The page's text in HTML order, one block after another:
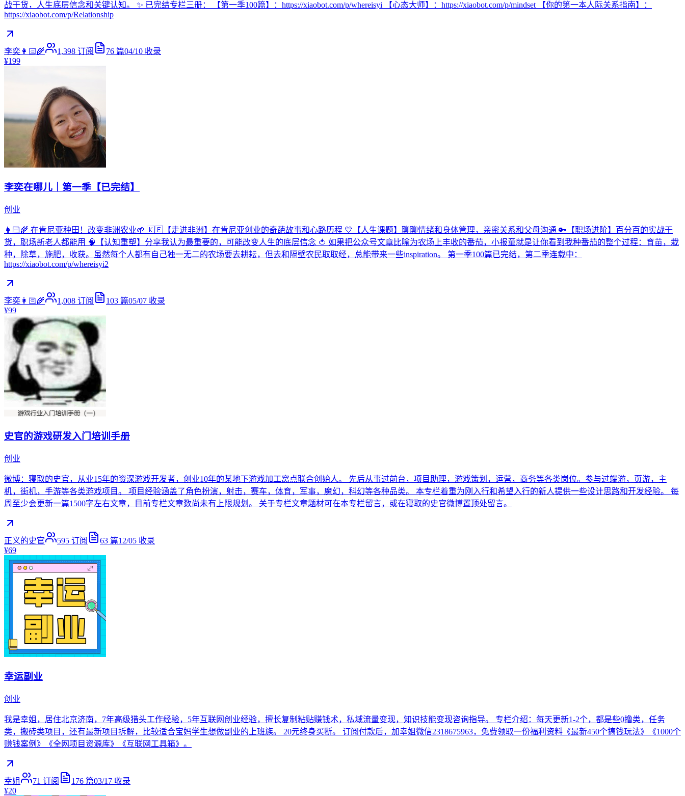
战干货，人生底层信念和关键认知。 ✨ 已完结专栏三册： 【第一季100篇】：https://xiaobot.com/p/whereisyi 【心态大师】：https://xiaobot.com/p/mindset 【你的第一本人际关系指南】：
https://xiaobot.com/p/Relationship
李奕👩🏻‍🌾 1,398 订阅 76 篇04/10 收录
¥199
李奕在哪儿｜第一季【已完结】
创业
👩🏻‍🌾 在肯尼亚种田！改变非洲农业🌱 🇰🇪【走进非洲】在肯尼亚创业的奇葩故事和心路历程 💛【人生课题】聊聊情绪和身体管理，亲密关系和父母沟通 🔑【职场进阶】百分百的实战干
货，职场新老人都能用 🧠【认知重塑】分享我认为最重要的，可能改变人生的底层信念 🍅 如果把公众号文章比喻为农场上丰收的番茄，小报童就是让你看到我种番茄的整个过程：育苗，栽
种，除草，施肥，收获。虽然每个人都有自己独一无二的农场要去耕耘，但去和隔壁农民取取经，总能带来一些inspiration。 第一季100篇已完结，第二季连载中：
https://xiaobot.com/p/whereisyi2
李奕👩🏻‍🌾 1,008 订阅 103 篇05/07 收录
¥99
史官的游戏研发入门培训手册
创业
微博：寝取的史官，从业15年的资深游戏开发者，创业10年的某地下游戏加工窝点联合创始人。 先后从事过前台，项目助理，游戏策划，运营，商务等各类岗位。参与过端游，页游，主
机，街机，手游等各类游戏项目。 项目经验涵盖了角色扮演，射击，赛车，体育，军事，魔幻，科幻等各种品类。 本专栏着重为刚入行和希望入行的新人提供一些设计思路和开发经验。 每
周至少会更新一篇1500字左右文章，目前专栏文章数尚未有上限规划。 关于专栏文章题材可在本专栏留言，或在寝取的史官微博置顶处留言。
正义的史官 595 订阅 63 篇12/05 收录
¥69
幸运副业
创业
我是幸姐，居住北京济南，7年高级猎头工作经验，5年互联网创业经验，擅长复制粘贴赚钱术，私域流量变现，知识技能变现咨询指导。 专栏介绍：每天更新1-2个，都是些0撸类，任务
类，搬砖类项目，还有最新项目拆解，比较适合宝妈学生想做副业的上班族。 20元终身买断。 订阅付款后，加幸姐微信2318675963，免费领取一份福利资料《最新450个搞钱玩法》《1000个
赚钱案例》《全网项目资源库》《互联网工具箱》。
幸姐 71 订阅 176 篇03/17 收录
¥20